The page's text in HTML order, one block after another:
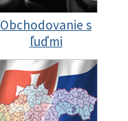
Obchodovanie s
ľuďmi